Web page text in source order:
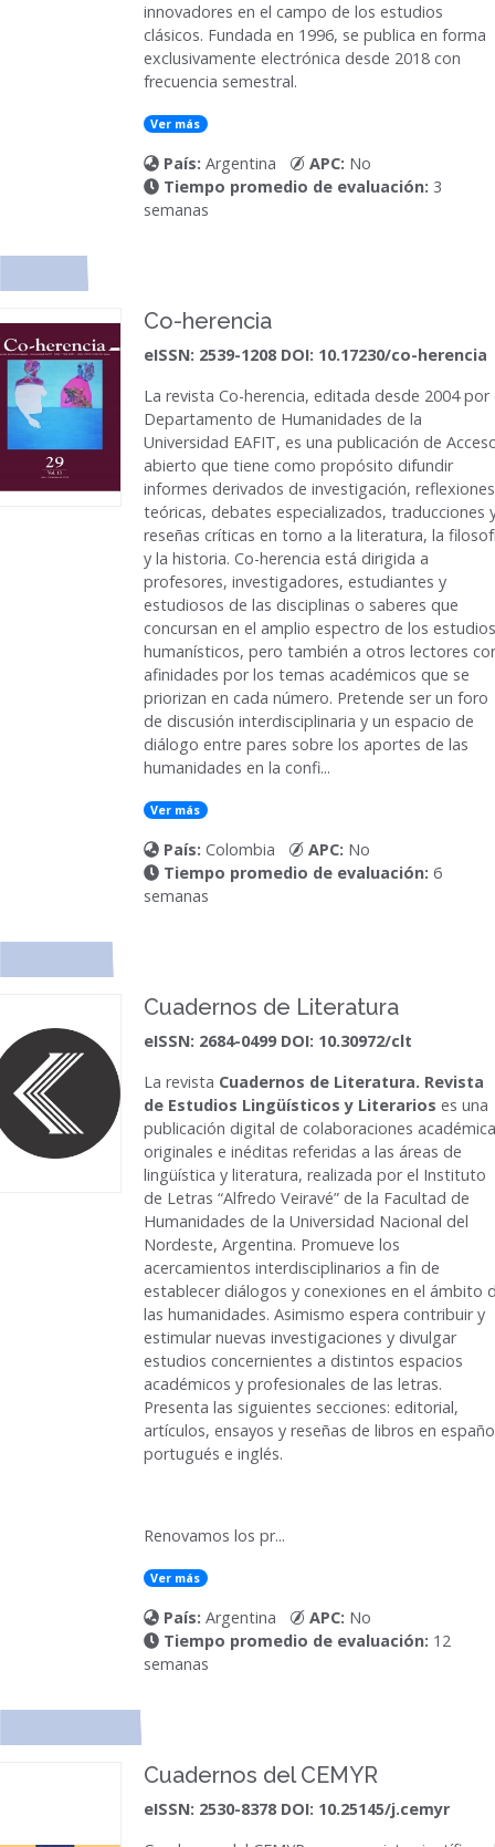
innovadores en el campo de los estudios
clásicos. Fundada en 1996, se publica en forma
exclusivamente electrónica desde 2018 con
frecuencia semestral.
Ver más
País: Argentina APC: No
Tiempo promedio de evaluación: 3
semanas
Co-herencia
eISSN: 2539-1208 DOI: 10.17230/co-herencia
La revista Co-herencia, editada desde 2004 por
Departamento de Humanidades de la
Universidad EAFIT, es una publicación de
abierto que tiene como propósito difundir
informes derivados de investigación, reflexiones
teóricas, debates especializados, traducciones
reseñas críticas en torno a la literatura, la
y la historia. Co-herencia está dirigida a
profesores, investigadores, estudiantes y
estudiosos de las disciplinas o saberes que
concursan en el amplio espectro de los estudios
humanísticos, pero también a otros lectores
afinidades por los temas académicos que se
priorizan en cada número. Pretende ser un foro
de discusión interdisciplinaria y un espacio de
diálogo entre pares sobre los aportes de las
humanidades en la confi...
Ver más
País: Colombia APC: No
Tiempo promedio de evaluación: 6
semanas
Cuadernos de Literatura
eISSN: 2684-0499 DOI: 10.30972/clt
La revista Cuadernos de Literatura. Revista
de Estudios Lingüísticos y Literarios es una
publicación digital de colaboraciones
originales e inéditas referidas a las áreas de
lingüística y literatura, realizada por el Instituto
de Letras “Alfredo Veiravé” de la Facultad de
Humanidades de la Universidad Nacional del
Nordeste, Argentina. Promueve los
acercamientos interdisciplinarios a fin de
establecer diálogos y conexiones en el ámbito
las humanidades. Asimismo espera contribuir y
estimular nuevas investigaciones y divulgar
estudios concernientes a distintos espacios
académicos y profesionales de las letras.
Presenta las siguientes secciones: editorial,
artículos, ensayos y reseñas de libros en
portugués e inglés.
Renovamos los pr...
Ver más
País: Argentina APC: No
Tiempo promedio de evaluación: 12
semanas
Cuadernos del CEMYR
eISSN: 2530-8378 DOI: 10.25145/j.cemyr